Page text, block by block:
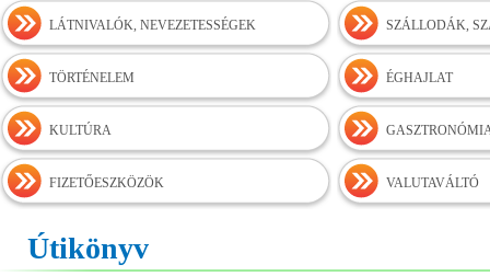
LÁTNIVALÓK, NEVEZETESSÉGEK SZÁLLODÁK,
TÖRTÉNELEM ÉGHAJLAT
KULTÚRA
FIZETŐESZKÖZÖK VALUTAVÁLTÓ
Útikönyv